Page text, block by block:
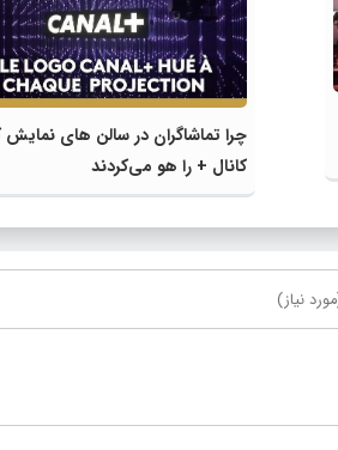
چرا تماشاگران در سالن های نمایش
کانال + را هو می‌کردند